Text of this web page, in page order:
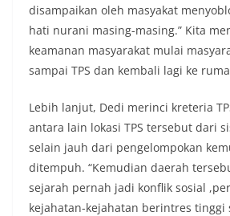
disampaikan oleh masyakat
hati nurani masing-masing.” Kita
keamanan masyarakat mulai
sampai TPS dan kembali lagi ke
Lebih lanjut, Dedi merinci kreteria
antara lain lokasi TPS tersebut dari
selain jauh dari pengelompokan
ditempuh. “Kemudian daerah
sejarah pernah jadi konflik sosial
kejahatan-kejahatan berintres tinggi